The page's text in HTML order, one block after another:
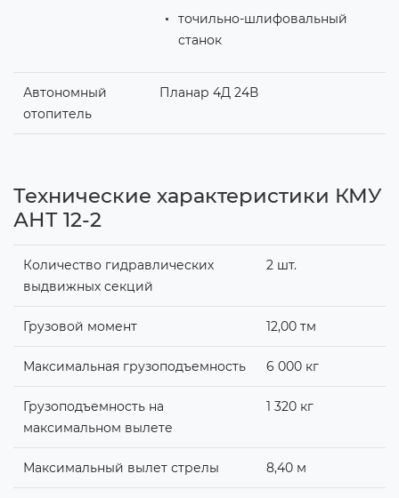
точильно-шлифовальный
станок
Автономный
отопитель
Планар 4Д 24В
Технические характеристики КМУ
АНТ 12-2
Количество гидравлических
выдвижных секций
2 шт.
Грузовой момент 12,00 тм
Максимальная грузоподъемность 6 000 кг
Грузоподъемность на
максимальном вылете
1 320 кг
Максимальный вылет стрелы 8,40 м